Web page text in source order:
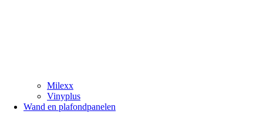
Milexx
Vinyplus
Wand en plafondpanelen